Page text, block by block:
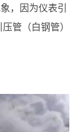
，因为仪表引
管（白钢管）